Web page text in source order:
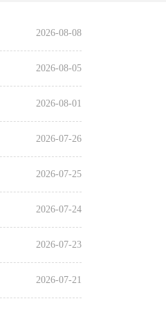
2026-08-08
2026-08-05
2026-08-01
2026-07-26
2026-07-25
2026-07-24
2026-07-23
2026-07-21